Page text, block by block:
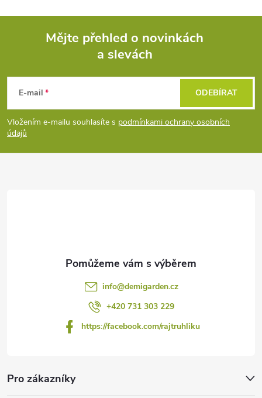
p
a
Mějte přehled o novinkách
a slevách
E-mail
Vložením e-mailu souhlasíte s podmínkami ochrany osobních
údajů
ODEBÍRAT
info@demigarden.cz
+420 731 303 229
https://facebook.com/rajtruhliku
Pro zákazníky